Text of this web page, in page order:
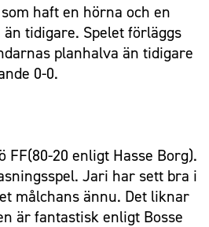
haft en hörna och en
tidigare. Spelet förläggs
planhalva än tidigare
0-0.
FF(80-20 enligt Hasse Borg).
Jari har sett bra i
målchans ännu. Det liknar
är fantastisk enligt Bosse